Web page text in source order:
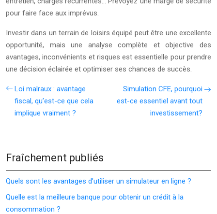
pour faire face aux imprévus.
Investir dans un terrain de loisirs équipé peut être une excellente
opportunité, mais une analyse complète et objective des
avantages, inconvénients et risques est essentielle pour prendre
une décision éclairée et optimiser ses chances de succès.
Loi malraux : avantage
fiscal, qu’est-ce que cela
implique vraiment ?
Simulation CFE, pourquoi
est-ce essentiel avant tout
investissement?
Fraîchement publiés
Quels sont les avantages d’utiliser un simulateur en ligne ?
Quelle est la meilleure banque pour obtenir un crédit à la
consommation ?